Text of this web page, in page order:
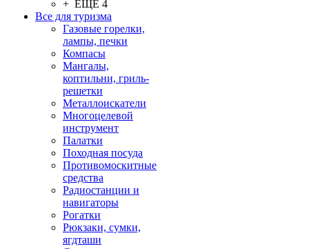
+ ЕЩЕ 4
Все для туризма
Газовые горелки,
лампы, печки
Компасы
Мангалы,
коптильни, гриль-
решетки
Металлоискатели
Многоцелевой
инструмент
Палатки
Походная посуда
Противомоскитные
средства
Радиостанции и
навигаторы
Рогатки
Рюкзаки, сумки,
ягдташи